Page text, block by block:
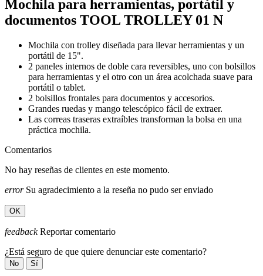
Mochila para herramientas, portátil y
documentos TOOL TROLLEY 01 N
Mochila con trolley diseñada para llevar herramientas y un
portátil de 15".
2 paneles internos de doble cara reversibles, uno con bolsillos
para herramientas y el otro con un área acolchada suave para
portátil o tablet.
2 bolsillos frontales para documentos y accesorios.
Grandes ruedas y mango telescópico fácil de extraer.
Las correas traseras extraíbles transforman la bolsa en una
práctica mochila.
Comentarios
No hay reseñas de clientes en este momento.
errorSu agradecimiento a la reseña no pudo ser enviado
OK
feedbackReportar comentario
¿Está seguro de que quiere denunciar este comentario?
No Sí